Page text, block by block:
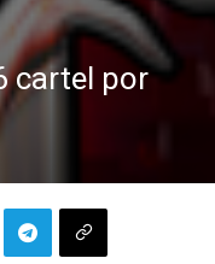
cartel por